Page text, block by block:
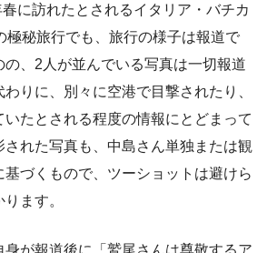
に訪れたとされるイタリア・バチカ
極秘旅行でも、旅行の様子は報道で
の、2人が並んでいる写真は一切報道
りに、別々に空港で目撃されたり、
たとされる程度の情報にとどまって
された写真も、中島さん単独または観
づくもので、ツーショットは避けら
ます。
身が報道後に「鷲尾さんは尊敬するア